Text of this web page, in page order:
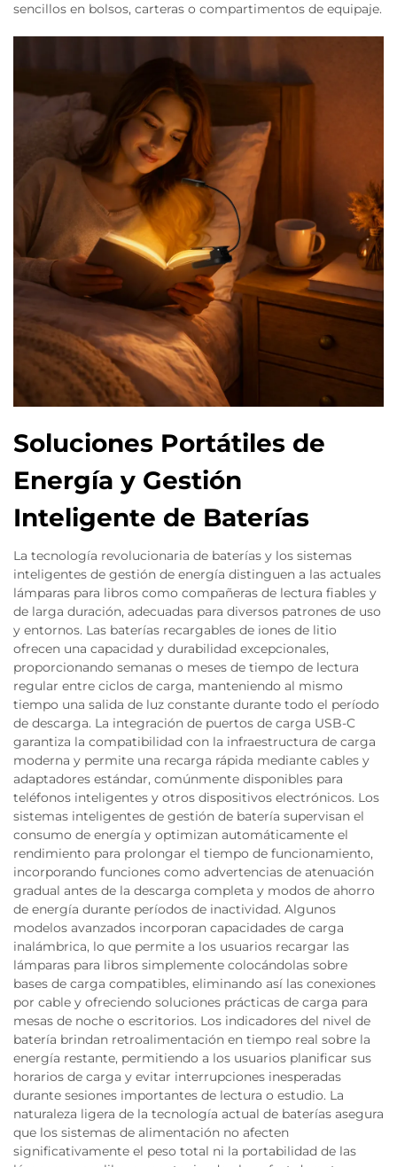
sencillos en bolsos, carteras o compartimentos de equipaje.
Soluciones Portátiles de
Energía y Gestión
Inteligente de Baterías
La tecnología revolucionaria de baterías y los sistemas
inteligentes de gestión de energía distinguen a las actuales
lámparas para libros como compañeras de lectura fiables y
de larga duración, adecuadas para diversos patrones de uso
y entornos. Las baterías recargables de iones de litio
ofrecen una capacidad y durabilidad excepcionales,
proporcionando semanas o meses de tiempo de lectura
regular entre ciclos de carga, manteniendo al mismo
tiempo una salida de luz constante durante todo el período
de descarga. La integración de puertos de carga USB-C
garantiza la compatibilidad con la infraestructura de carga
moderna y permite una recarga rápida mediante cables y
adaptadores estándar, comúnmente disponibles para
teléfonos inteligentes y otros dispositivos electrónicos. Los
sistemas inteligentes de gestión de batería supervisan el
consumo de energía y optimizan automáticamente el
rendimiento para prolongar el tiempo de funcionamiento,
incorporando funciones como advertencias de atenuación
gradual antes de la descarga completa y modos de ahorro
de energía durante períodos de inactividad. Algunos
modelos avanzados incorporan capacidades de carga
inalámbrica, lo que permite a los usuarios recargar las
lámparas para libros simplemente colocándolas sobre
bases de carga compatibles, eliminando así las conexiones
por cable y ofreciendo soluciones prácticas de carga para
mesas de noche o escritorios. Los indicadores del nivel de
batería brindan retroalimentación en tiempo real sobre la
energía restante, permitiendo a los usuarios planificar sus
horarios de carga y evitar interrupciones inesperadas
durante sesiones importantes de lectura o estudio. La
naturaleza ligera de la tecnología actual de baterías asegura
que los sistemas de alimentación no afecten
significativamente el peso total ni la portabilidad de las